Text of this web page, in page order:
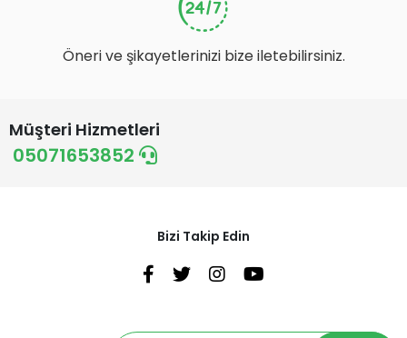
Öneri ve şikayetlerinizi bize iletebilirsiniz.
Müşteri Hizmetleri
05071653852
Bizi Takip Edin